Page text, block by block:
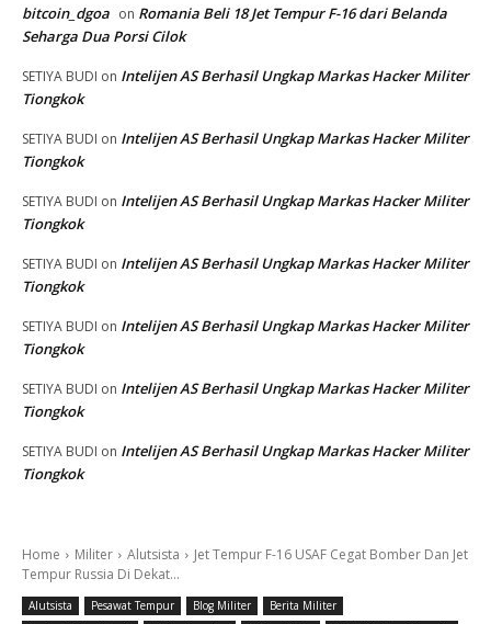
bitcoin_dgoa on Romania Beli 18 Jet Tempur F-16 dari Belanda
Seharga Dua Porsi Cilok
SETIYA BUDI on Intelijen AS Berhasil Ungkap Markas Hacker Militer
Tiongkok
SETIYA BUDI on Intelijen AS Berhasil Ungkap Markas Hacker Militer
Tiongkok
SETIYA BUDI on Intelijen AS Berhasil Ungkap Markas Hacker Militer
Tiongkok
SETIYA BUDI on Intelijen AS Berhasil Ungkap Markas Hacker Militer
Tiongkok
SETIYA BUDI on Intelijen AS Berhasil Ungkap Markas Hacker Militer
Tiongkok
SETIYA BUDI on Intelijen AS Berhasil Ungkap Markas Hacker Militer
Tiongkok
SETIYA BUDI on Intelijen AS Berhasil Ungkap Markas Hacker Militer
Tiongkok